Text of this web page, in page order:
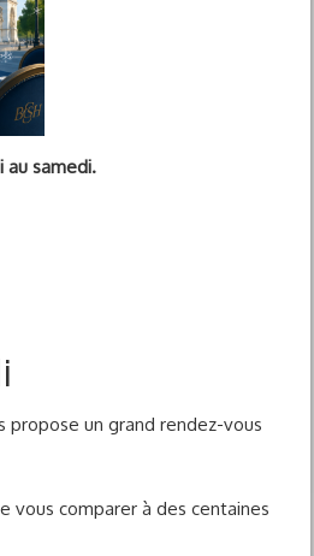
au samedi.
propose un grand rendez-vous
vous comparer à des centaines